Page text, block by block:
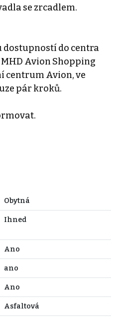
se zrcadlem.
dostupností do centra
Avion Shopping
centrum Avion, ve
pár kroků.
Obytná
Ihned
Ano
ano
Ano
Asfaltová